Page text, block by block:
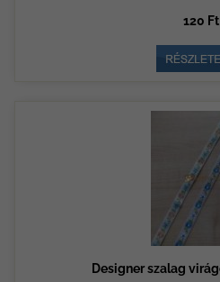
120 Ft
Designer szalag